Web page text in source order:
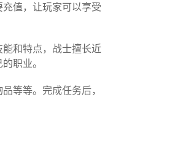
值，让玩家可以享受
和特点，战士擅长近
职业。
等等。完成任务后，